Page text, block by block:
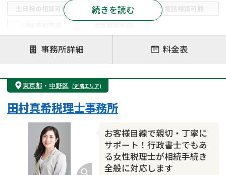
土日祝の相談可能 19時以降電話可能
電話相談可能
注力案件
遺言書作成・遺言執行
相続放棄
相続登記
遺産分割
遺留分侵害額請求
相続税申告
相続手続き
銀行手続き
成年後見・任意後見
贈与税
相続人調査
相続財産調査
相続トラブル
続きを読む
事務所詳細 料金表
東京都 ・ 中野区 (近隣エリア)
お客様目線で親切・丁寧に
サポート！行政書士でもあ
る女性税理士が相続手続き
全般に対応します
田村真希税理士事務所